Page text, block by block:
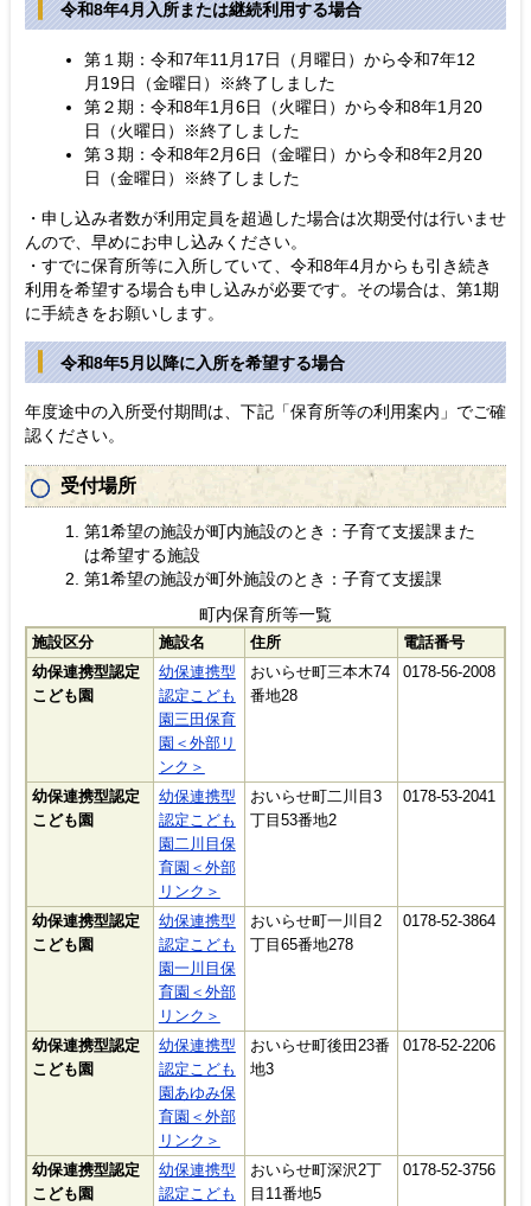
令和8年4月入所または継続利用する場合
第１期：令和7年11月17日（月曜日）から令和7年12
月19日（金曜日）※終了しました
第２期：令和8年1月6日（火曜日）から令和8年1月20
日（火曜日）※終了しました
第３期：令和8年2月6日（金曜日）から令和8年2月20
日（金曜日）※終了しました
・申し込み者数が利用定員を超過した場合は次期受付は行いませ
んので、早めにお申し込みください。
・すでに保育所等に入所していて、令和8年4月からも引き続き
利用を希望する場合も申し込みが必要です。その場合は、第1期
に手続きをお願いします。
令和8年5月以降に入所を希望する場合
年度途中の入所受付期間は、下記「保育所等の利用案内」でご確
認ください。
受付場所
第1希望の施設が町内施設のとき：子育て支援課また
は希望する施設
第1希望の施設が町外施設のとき：子育て支援課
町内保育所等一覧
施設区分 施設名 住所
電話番号
幼保連携型認定
こども園
幼保連携型
認定こども
園三田保育
園＜外部リ
ンク＞
おいらせ町三本木74
番地28
0178-56-2008
幼保連携型認定
こども園
幼保連携型
認定こども
園二川目保
育園＜外部
リンク＞
おいらせ町二川目3
丁目53番地2
0178-53-2041
幼保連携型認定
こども園
幼保連携型
認定こども
園一川目保
育園＜外部
リンク＞
おいらせ町一川目2
丁目65番地278
0178-52-3864
幼保連携型認定
こども園
幼保連携型
認定こども
園あゆみ保
育園＜外部
リンク＞
おいらせ町後田23番
地3
0178-52-2206
幼保連携型認定
こども園
幼保連携型
認定こども
おいらせ町深沢2丁
目11番地5
0178-52-3756